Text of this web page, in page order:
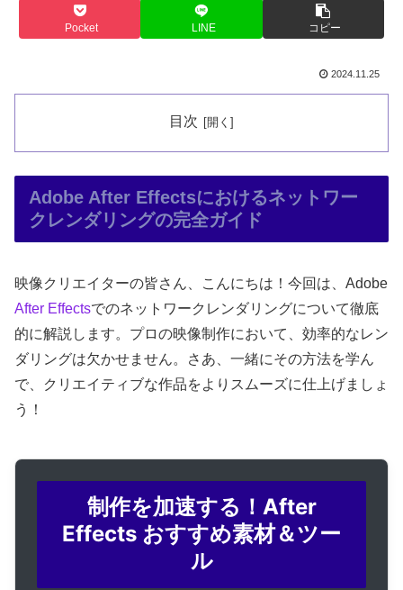
Pocket LINE コピー
2024.11.25
目次
Adobe After Effectsにおけるネットワー
クレンダリングの完全ガイド
映像クリエイターの皆さん、こんにちは！今回は、Adobe
After Effectsでのネットワークレンダリングについて徹底
的に解説します。プロの映像制作において、効率的なレン
ダリングは欠かせません。さあ、一緒にその方法を学ん
で、クリエイティブな作品をよりスムーズに仕上げましょ
う！
制作を加速する！After
Effects おすすめ素材＆ツー
ル